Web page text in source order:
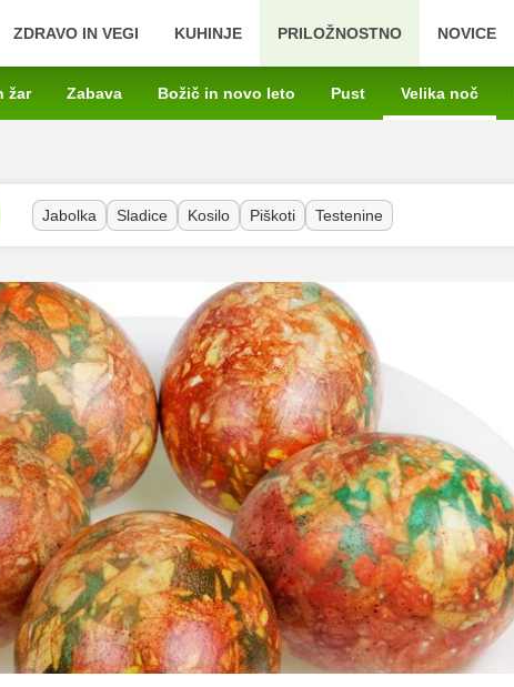
ZDRAVO IN VEGI KUHINJE PRILOŽNOSTNO NOVICE
žar Zabava Božič in novo leto Pust Velika noč
Jabolka Sladice Kosilo Piškoti Testenine